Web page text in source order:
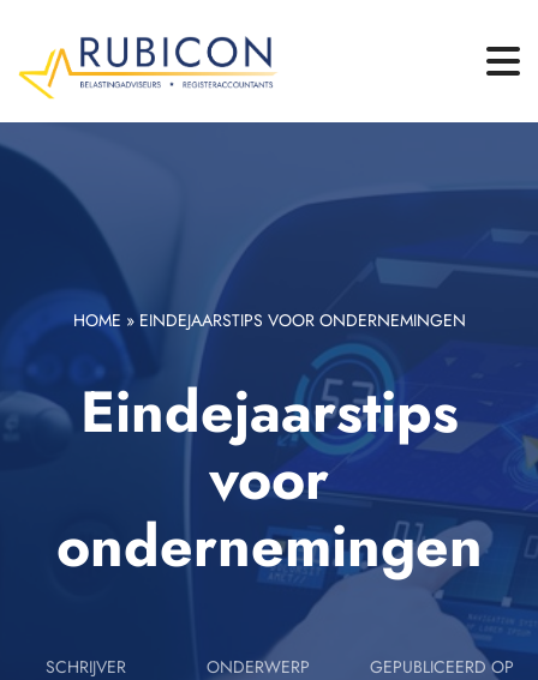
HOME » EINDEJAARSTIPS VOOR ONDERNEMINGEN
Eindejaarstips
voor
ondernemingen
SCHRIJVER
ONDERWERP
GEPUBLICEERD OP